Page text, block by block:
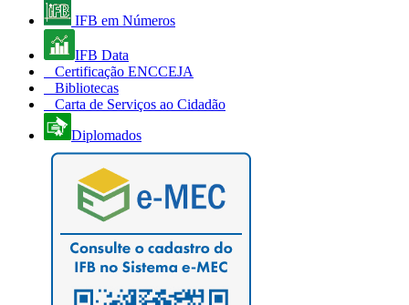
IFB em Números
IFB Data
Certificação ENCCEJA
Bibliotecas
Carta de Serviços ao Cidadão
Diplomados